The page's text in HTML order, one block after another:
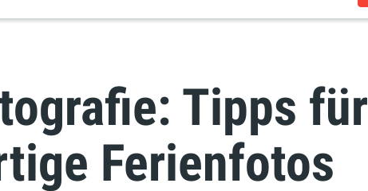
Tipps für
Ferienfotos